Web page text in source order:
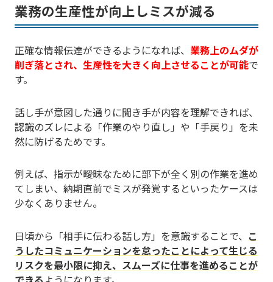
業務の生産性が向上しミスが減る
正確な情報伝達ができるようになれば、 業務上のムダが
削ぎ落とされ、生産性を大きく向上させることが可能で
す。
話し手が意図した通りに聞き手が内容を理解できれば、
認識のズレによる「作業のやり直し」や「手戻り」を未
然に防げるためです。
例えば、指示が曖昧なために部下が全く別の作業を進め
てしまい、納期直前でミスが発覚するといったケースは
少なくありません。
日頃から「相手に伝わる話し方」を意識することで、 こ
うしたコミュニケーションを怠ったことによって生じる
リスクを最小限に抑え、スムーズに仕事を進めることが